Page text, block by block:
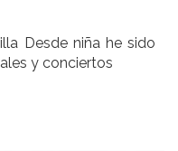
Desde niña he sido
y conciertos